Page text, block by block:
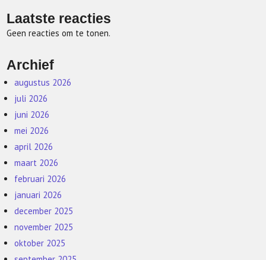
Laatste reacties
Geen reacties om te tonen.
Archief
augustus 2026
juli 2026
juni 2026
mei 2026
april 2026
maart 2026
februari 2026
januari 2026
december 2025
november 2025
oktober 2025